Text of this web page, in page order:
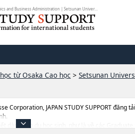
từ Osaka Cao học > Setsunan
Corporation, JAPAN STUDY SUPPORT đăng
dành cho du học sinh, như là về các